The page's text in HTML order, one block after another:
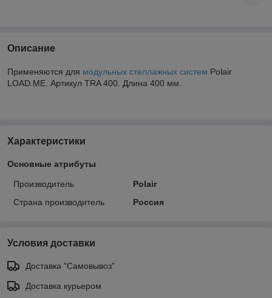
Описание
Применяются для модульных стеллажных систем Polair
LOAD.ME. Артикул TRA 400. Длина 400 мм.
Характеристики
Основные атрибуты
Производитель
Polair
Страна производитель
Россия
Условия доставки
Доставка "Самовывоз"
Доставка курьером